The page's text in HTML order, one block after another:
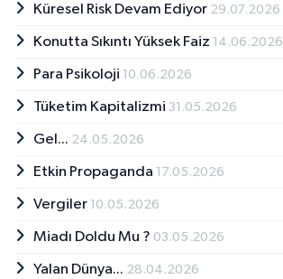
Küresel Risk Devam Ediyor 29.07.2026
Konutta Sıkıntı Yüksek Faiz 14.06.2026
Para Psikoloji 10.06.2026
Tüketim Kapitalizmi 31.05.2026
Gel... 24.05.2026
Etkin Propaganda 17.05.2026
Vergiler 10.05.2026
Miadı Doldu Mu ? 03.05.2026
Yalan Dünya... 28.04.2026